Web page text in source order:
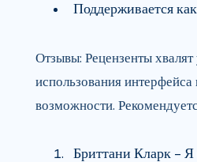
Поддерживается
Отзывы: Рецензенты хвалят
использования интерфейса
возможности.
Бриттани Кларк – Я